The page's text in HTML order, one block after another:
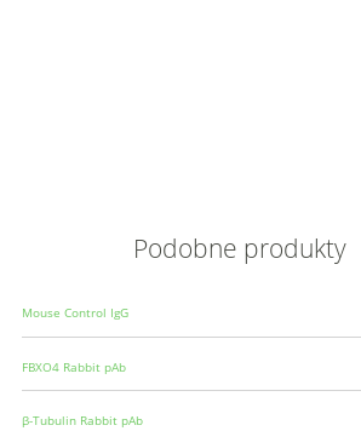
Podobne produkty
Mouse Control IgG
FBXO4 Rabbit pAb
β-Tubulin Rabbit pAb